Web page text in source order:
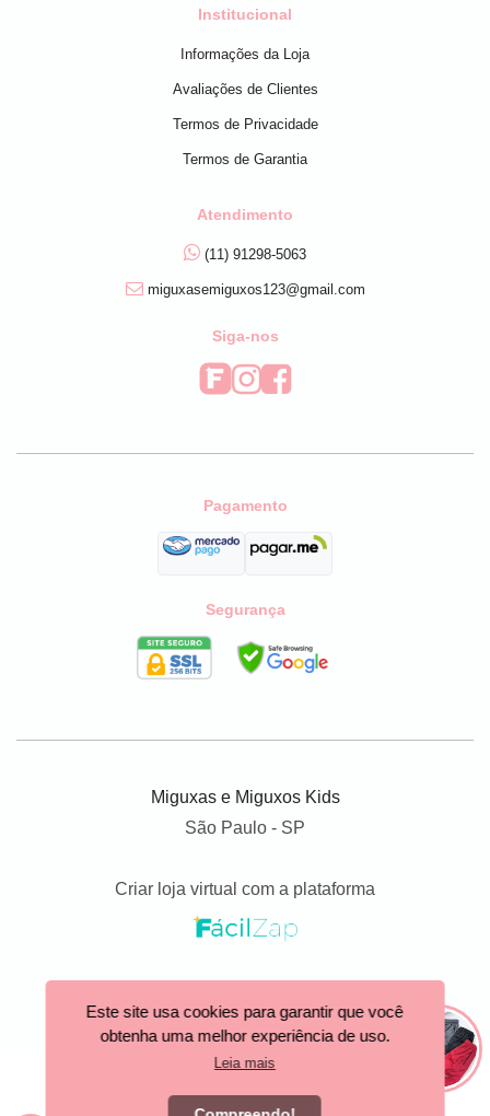
Este site usa cookies para garantir que você
obtenha uma melhor experiência de uso.
Leia mais
Institucional
Informações da Loja
Avaliações de Clientes
Termos de Privacidade
Termos de Garantia
Atendimento
(11) 91298-5063
miguxasemiguxos123@gmail.com
Siga-nos
Pagamento
Segurança
Miguxas e Miguxos Kids
São Paulo - SP
Criar loja virtual com a plataforma